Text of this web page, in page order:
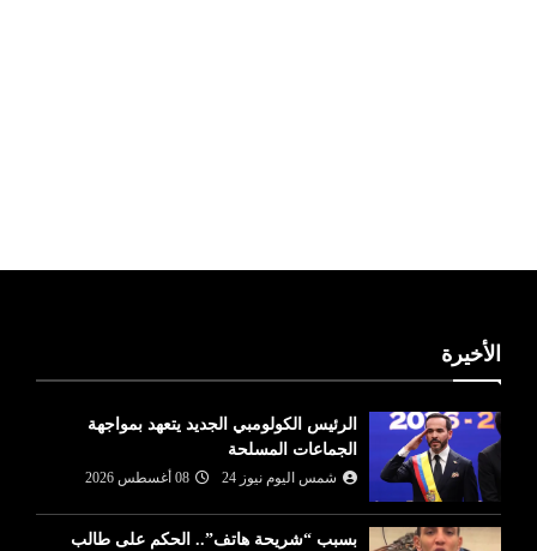
الأخيرة
الرئيس الكولومبي الجديد يتعهد بمواجهة
الجماعات المسلحة
شمس اليوم نيوز 24 08 أغسطس 2026
بسبب “شريحة هاتف”.. الحكم على طالب